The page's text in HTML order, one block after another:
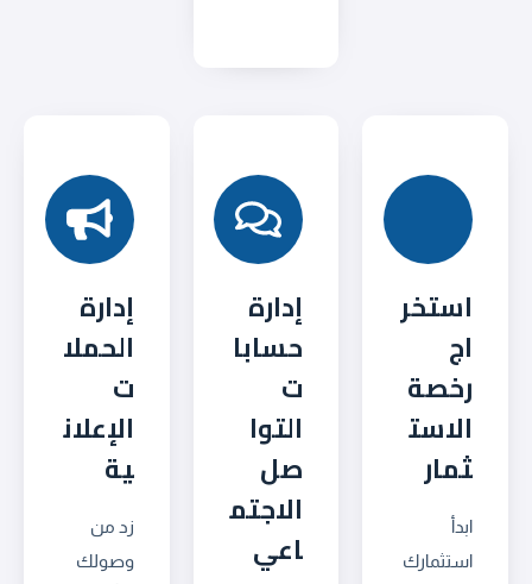
استخر
اج
رخصة
الاست
ثمار
ابدأ
استثمارك
إدارة
حسابا
ت
التوا
صل
الاجتم
اعي
إدارة
الحملا
ت
الإعلان
ية
زد من
وصولك